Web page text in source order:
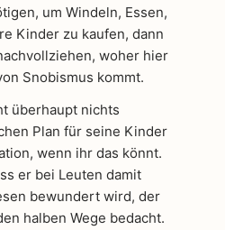
um Windeln, Essen,
Kinder zu kaufen, dann
woher hier
Snobismus kommt.
überhaupt nichts
Plan für seine Kinder
wenn ihr das könnt.
er bei Leuten damit
bewundert wird, der
halben Wege bedacht.